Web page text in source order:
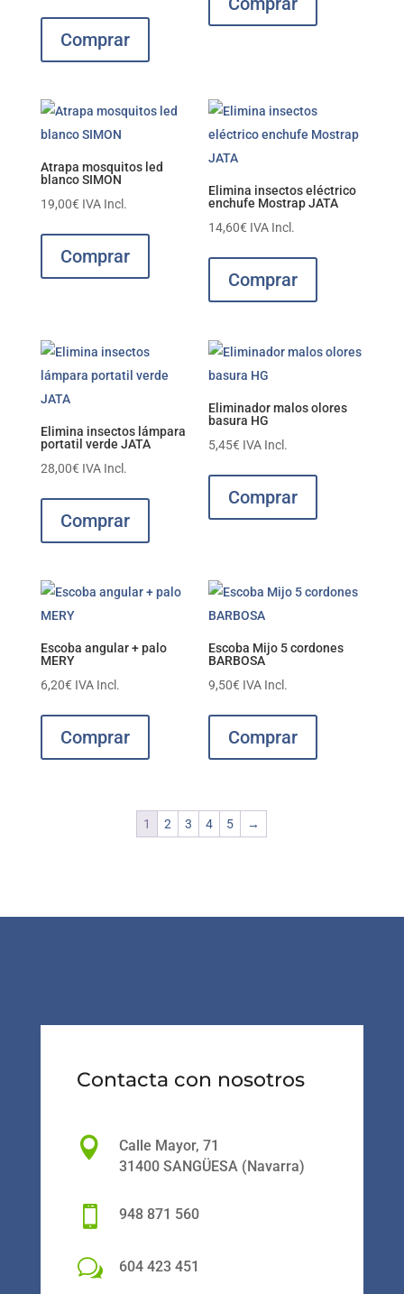
Comprar
Atrapa mosquitos led
blanco SIMON
19,00€ IVA Incl.
Comprar
Elimina insectos eléctrico
enchufe Mostrap JATA
14,60€ IVA Incl.
Comprar
Elimina insectos lámpara
portatil verde JATA
28,00€ IVA Incl.
Comprar
Eliminador malos olores
basura HG
5,45€ IVA Incl.
Comprar
Escoba angular + palo
MERY
6,20€ IVA Incl.
Comprar
Escoba Mijo 5 cordones
BARBOSA
9,50€ IVA Incl.
Comprar
1 2 3 4 5 →
Contacta con nosotros

Calle Mayor, 71
31400 SANGÜESA (Navarra)
 948 871 560
w 604 423 451